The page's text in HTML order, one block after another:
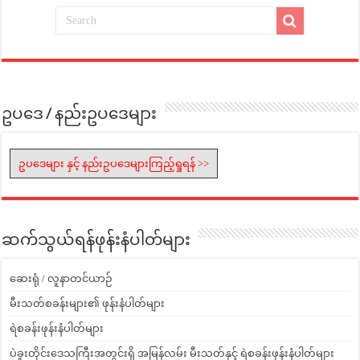
ဥပဒေ / နည်းဥပဒေများ
ဥပဒေများ နှင့် နည်းဥပဒေများကြည့်ရှုရန် >>
ဆက်သွယ်ရန်ဖုန်းနံပါတ်များ
ဆေးရုံ / လူနာတင်ယာဉ်
မီးသတ်စခန်းများ၏ ဖုန်းနံပါတ်များ
ရဲစခန်းဖုန်းနံပါတ်များ
ပဲခူးတိုင်းဒေသကြီးအတွင်းရှိ အမြန်လမ်း မီးသတ်နှင့် ရဲစခန်းဖုန်းနံပါတ်များ